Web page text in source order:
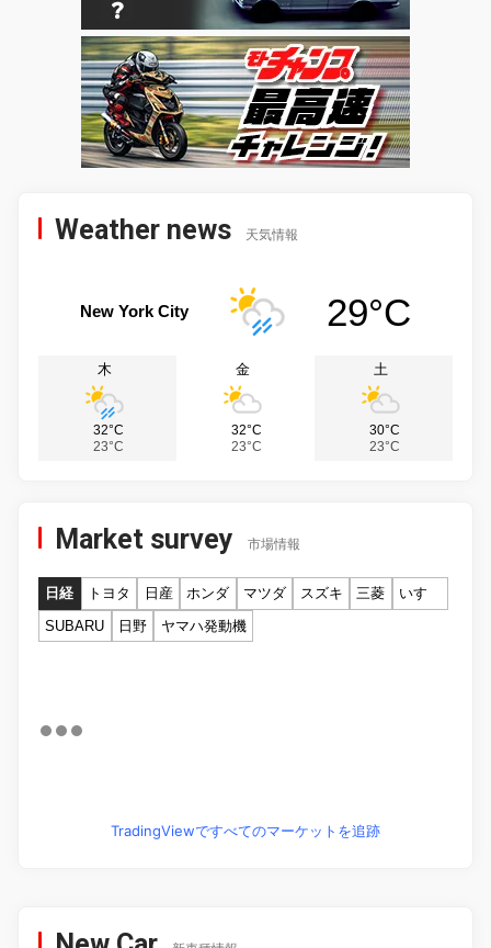
Weather news 天気情報
New York City 29°C
木
32°C
23°C
金
32°C
23°C
土
30°C
23°C
Market survey 市場情報
日経 トヨタ 日産 ホンダ マツダ スズキ 三菱
いすゞ
SUBARU
日野 ヤマハ発動機
TradingViewですべてのマーケットを追跡